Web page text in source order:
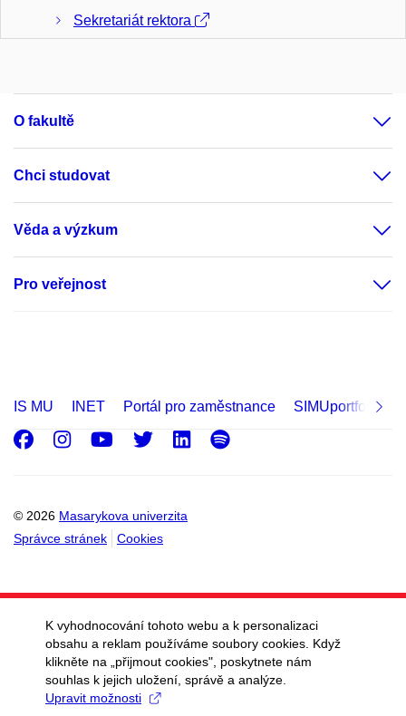
Sekretariát rektora
Právní odbor
Oddělení digitalizace
Oddělení právní podpory studia,
vědy a výzkumu
Oddělení spisové služby
Právní oddělení
Studijní odbor
Poradenské centrum
evaluaci a doktorské studium
Oddělení výzkumných
infrastruktur
Odbor pro strategii
O fakultě
Chci studovat
Věda a výzkum
Pro veřejnost
IS MU INET Portál pro zaměstnance SIMUportfolio
© 2026 Masarykova univerzita
Správce stránek
Cookies
Facebook
Instagram
Youtube
Twitter
LinkedIn
Spotify
K vyhodnocování tohoto webu a k personalizaci
obsahu a reklam používáme soubory cookies. Když
klikněte na „přijmout cookies", poskytnete nám
souhlas k jejich uložení, správě a analýze.
Upravit možnosti